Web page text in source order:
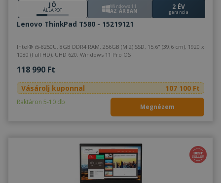
JÓ
ÁLLAPOT
Windows 11
AZ ÁRBAN 2 ÉV
garancia
Lenovo ThinkPad T580 - 15219121
Intel® i5-8250U, 8GB DDR4 RAM, 256GB (M.2) SSD, 15,6" (39,6 cm), 1920 x
1080 (Full HD), UHD 620, Windows 11 Pro OS
118 990 Ft
Vásárolj kuponnal 107 100 Ft
Raktáron 5-10 db
Megnézem